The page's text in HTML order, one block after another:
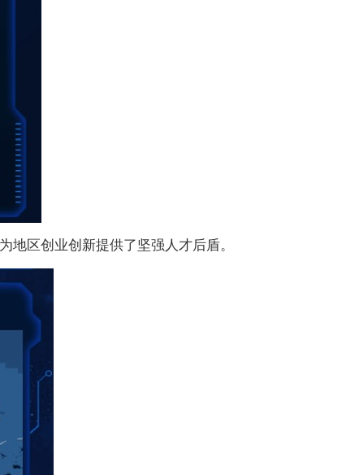
区创业创新提供了坚强人才后盾。